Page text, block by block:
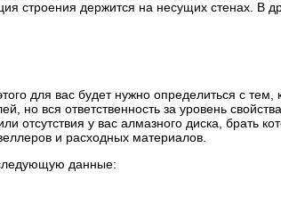
строения держится на несущих стенах. В
для вас будет нужно определиться с
но вся ответственность за уровень
отсутствия у вас алмазного диска, брать
и расходных материалов.
данные: